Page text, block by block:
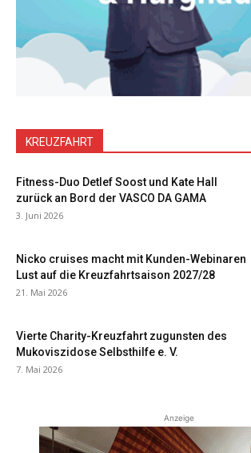
KREUZFAHRT
Fitness-Duo Detlef Soost und Kate Hall
zurück an Bord der VASCO DA GAMA
3. Juni 2026
Nicko cruises macht mit Kunden-Webinaren
Lust auf die Kreuzfahrtsaison 2027/28
21. Mai 2026
Vierte Charity-Kreuzfahrt zugunsten des
Mukoviszidose Selbsthilfe e. V.
7. Mai 2026
Anzeige